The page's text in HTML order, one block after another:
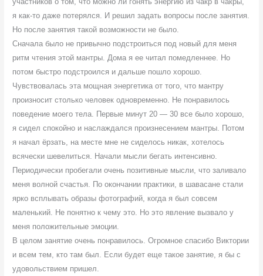
я как-то даже потерялся. И решил задать вопросы после занятия.
Но после занятия такой возможности не было.
Сначала было не привычно подстроиться под новый для меня
ритм чтения этой мантры. Дома я ее читал помедленнее. Но
потом быстро подстроился и дальше пошло хорошо.
Чувствовалась эта мощная энергетика от того, что мантру
произносит столько человек одновременно. Не понравилось
поведение моего тела. Первые минут 20 — 30 все было хорошо,
я сидел спокойно и наслаждался произнесением мантры. Потом
я начал ёрзать, на месте мне не сиделось никак, хотелось
всячески шевелиться. Начали мысли бегать интенсивно.
Периодически пробегали очень позитивные мысли, что заливало
меня волной счастья. По окончании практики, в шавасане стали
ярко всплывать образы фотографий, когда я был совсем
маленький. Не понятно к чему это. Но это явление вызвало у
меня положительные эмоции.
В целом занятие очень понравилось. Огромное спасибо Виктории
и всем тем, кто там был. Если будет еще такое занятие, я бы с
удовольствием пришел.